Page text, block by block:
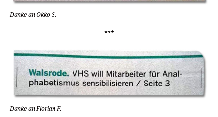
Danke an Okko S.
***
Danke an Florian F.